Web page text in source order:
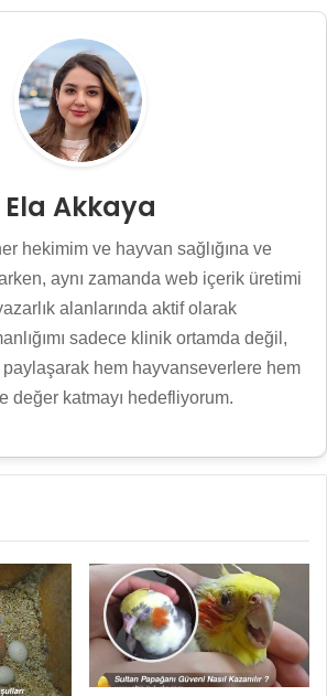
Ela Akkaya
hekimim ve hayvan sağlığına ve
aynı zamanda web içerik üretimi
alanlarında aktif olarak
sadece klinik ortamda değil,
hem hayvanseverlere hem
değer katmayı hedefliyorum.